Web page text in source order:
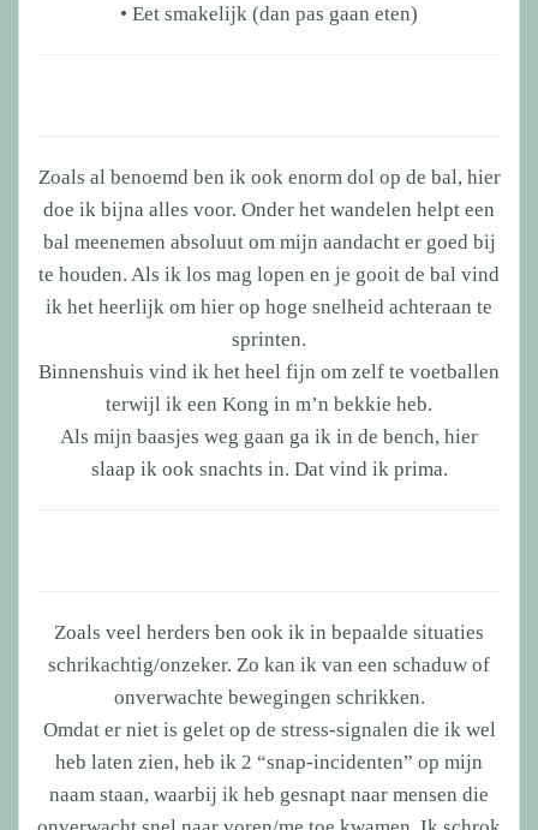
• Eet smakelijk (dan pas gaan eten)
Zoals al benoemd ben ik ook enorm dol op de bal, hier
doe ik bijna alles voor. Onder het wandelen helpt een
bal meenemen absoluut om mijn aandacht er goed bij
te houden. Als ik los mag lopen en je gooit de bal vind
ik het heerlijk om hier op hoge snelheid achteraan te
sprinten.
Binnenshuis vind ik het heel fijn om zelf te voetballen
terwijl ik een Kong in m’n bekkie heb.
Als mijn baasjes weg gaan ga ik in de bench, hier
slaap ik ook snachts in. Dat vind ik prima.
Zoals veel herders ben ook ik in bepaalde situaties
schrikachtig/onzeker. Zo kan ik van een schaduw of
onverwachte bewegingen schrikken.
Omdat er niet is gelet op de stress-signalen die ik wel
heb laten zien, heb ik 2 “snap-incidenten” op mijn
naam staan, waarbij ik heb gesnapt naar mensen die